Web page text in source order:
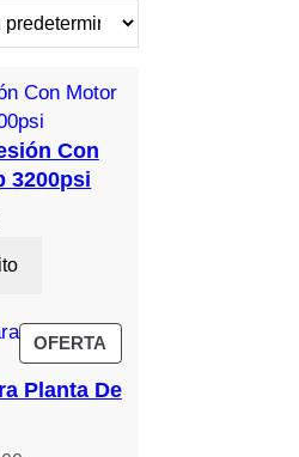
Con
3200psi
OFERTA
OFERTA
Planta De